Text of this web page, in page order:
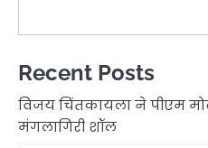
Recent Posts
विजय चिंतकायला ने पीएम
मंगलागिरी शॉल